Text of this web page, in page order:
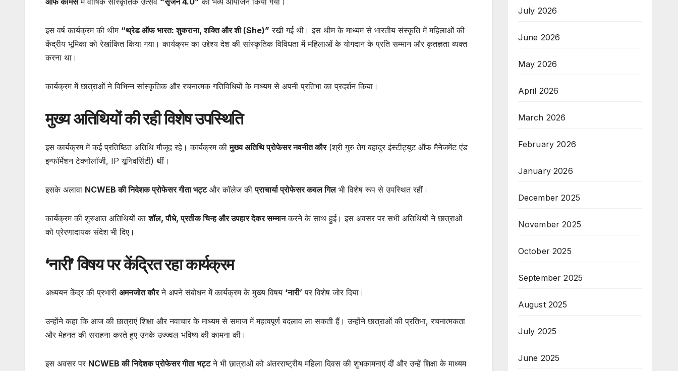
इस वर्ष कार्यक्रम की थीम “थ्रेड ऑफ भारत: शुकराना, शक्ति और शी (She)” रखी गई थी। इस थीम के माध्यम से भारतीय संस्कृति में महिलाओं की
केंद्रीय भूमिका को रेखांकित किया गया। कार्यक्रम का उद्देश्य देश की सांस्कृतिक विविधता में महिलाओं के योगदान के प्रति सम्मान और कृतज्ञता व्यक्त
करना था।
कार्यक्रम में छात्राओं ने विभिन्न सांस्कृतिक और रचनात्मक गतिविधियों के माध्यम से अपनी प्रतिभा का प्रदर्शन किया।
मुख्य अतिथियों की रही विशेष उपस्थिति
इस कार्यक्रम में कई प्रतिष्ठित अतिथि मौजूद रहे। कार्यक्रम कीमुख्य अतिथि प्रोफेसर नवनीत कौर(श्री गुरु तेग बहादुर इंस्टीट्यूट ऑफ मैनेजमेंट एंड
इन्फॉर्मेशन टेक्नोलॉजी, IP यूनिवर्सिटी) थीं।
इसके अलावा NCWEB की निदेशक प्रोफेसर गीता भट्टऔर कॉलेज कीप्राचार्या प्रोफेसर कवल गिलभी विशेष रूप से उपस्थित रहीं।
कार्यक्रम की शुरुआत अतिथियों काशॉल, पौधे, प्रतीक चिन्ह और उपहार देकर सम्मानकरने के साथ हुई। इस अवसर पर सभी अतिथियों ने छात्राओं
को प्रेरणादायक संदेश भी दिए।
‘नारी’ विषय पर केंद्रित रहा कार्यक्रम
अध्ययन केंद्र की प्रभारी अमनजोत कौरने अपने संबोधन में कार्यक्रम के मुख्य विषय ‘नारी’ पर विशेष जोर दिया।
उन्होंने कहा कि आज की छात्राएं शिक्षा और नवाचार के माध्यम से समाज में महत्वपूर्ण बदलाव ला सकती हैं। उन्होंने छात्राओं की प्रतिभा, रचनात्मकता
और मेहनत की सराहना करते हुए उनके उज्ज्वल भविष्य की कामना की।
इस अवसर पर NCWEB की निदेशक प्रोफेसर गीता भट्टने भी छात्राओं को अंतरराष्ट्रीय महिला दिवस की शुभकामनाएं दीं और उन्हें शिक्षा के माध्यम
July 2026
June 2026
May 2026
April 2026
March 2026
February 2026
January 2026
December 2025
November 2025
October 2025
September 2025
August 2025
July 2025
June 2025